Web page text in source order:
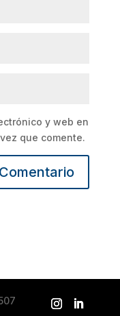
y web en
que comente.